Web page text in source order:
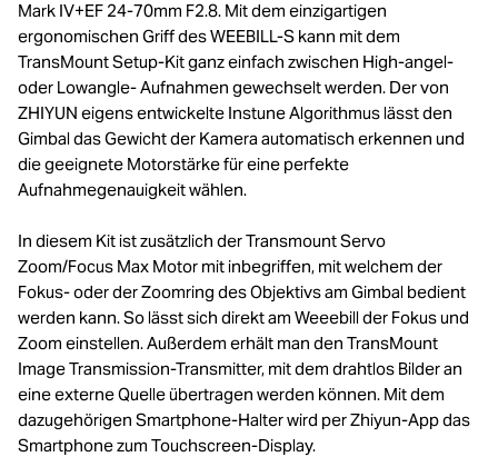
Mark IV+EF 24-70mm F2.8. Mit dem einzigartigen
ergonomischen Griff des WEEBILL-S kann mit dem
TransMount Setup-Kit ganz einfach zwischen High-angel-
oder Lowangle- Aufnahmen gewechselt werden. Der von
ZHIYUN eigens entwickelte Instune Algorithmus lässt den
Gimbal das Gewicht der Kamera automatisch erkennen und
die geeignete Motorstärke für eine perfekte
Aufnahmegenauigkeit wählen.
In diesem Kit ist zusätzlich der Transmount Servo
Zoom/Focus Max Motor mit inbegriffen, mit welchem der
Fokus- oder der Zoomring des Objektivs am Gimbal bedient
werden kann. So lässt sich direkt am Weeebill der Fokus und
Zoom einstellen. Außerdem erhält man den TransMount
Image Transmission-Transmitter, mit dem drahtlos Bilder an
eine externe Quelle übertragen werden können. Mit dem
dazugehörigen Smartphone-Halter wird per Zhiyun-App das
Smartphone zum Touchscreen-Display.